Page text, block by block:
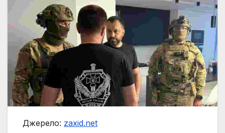
Джерело: zaxid.net